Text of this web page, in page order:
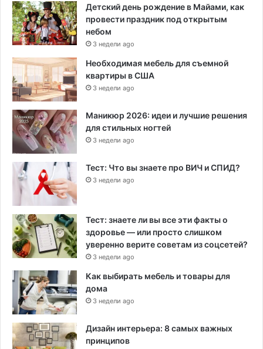
Детский день рождение в Майами, как
провести праздник под открытым
небом
3 недели ago
Необходимая мебель для съемной
квартиры в США
3 недели ago
Маникюр 2026: идеи и лучшие решения
для стильных ногтей
3 недели ago
Тест: Что вы знаете про ВИЧ и СПИД?
3 недели ago
Тест: знаете ли вы все эти факты о
здоровье — или просто слишком
уверенно верите советам из соцсетей?
3 недели ago
Как выбирать мебель и товары для
дома
3 недели ago
Дизайн интерьера: 8 самых важных
принципов